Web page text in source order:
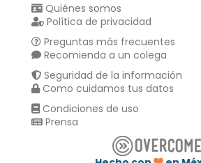
Quiénes somos
Política de privacidad
Preguntas más frecuentes
Recomienda a un colega
Seguridad de la información
Como cuidamos tus datos
Condiciones de uso
Prensa